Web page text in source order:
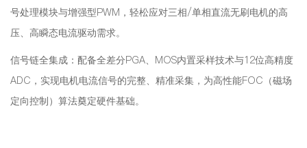
号处理模块与增强型PWM，轻松应对三相/单相直流无刷电机的高
压、高瞬态电流驱动需求。
信号链全集成：配备全差分PGA、MOS内置采样技术与12位高精度
ADC，实现电机电流信号的完整、精准采集，为高性能FOC（磁场
定向控制）算法奠定硬件基础。